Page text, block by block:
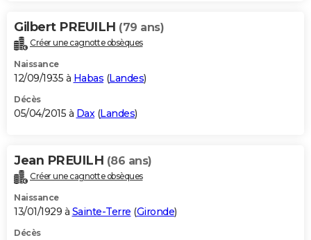
Gilbert PREUILH (79 ans)
Créer une cagnotte obsèques
Naissance
12/09/1935 à Habas (Landes)
Décès
05/04/2015 à Dax(Landes)
Jean PREUILH (86 ans)
Créer une cagnotte obsèques
Naissance
13/01/1929 à Sainte-Terre (Gironde)
Décès